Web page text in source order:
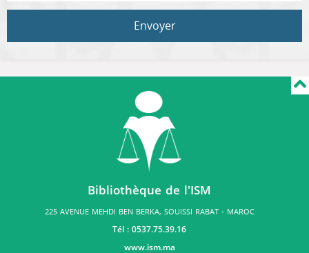
Envoyer
Bibliothèque de l'ISM
225 AVENUE MEHDI BEN BERKA, SOUISSI RABAT - MAROC
Tél : 0537.75.39.16
www.ism.ma